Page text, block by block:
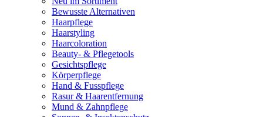
Bewusste Alternativen
Haarpflege
Haarstyling
Haarcoloration
Beauty- & Pflegetools
Gesichtspflege
Körperpflege
Hand & Fusspflege
Rasur & Haarentfernung
Mund & Zahnpflege